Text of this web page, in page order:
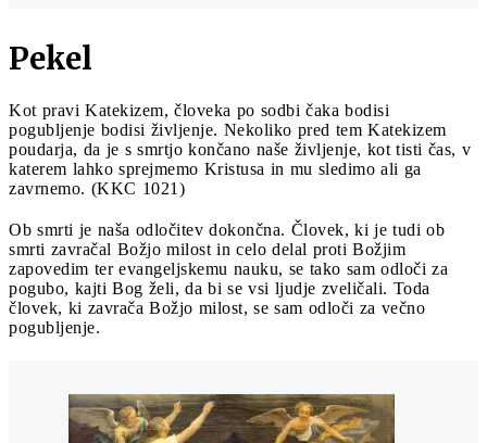
Pekel
Kot pravi Katekizem, človeka po sodbi čaka bodisi
pogubljenje bodisi življenje. Nekoliko pred tem Katekizem
poudarja, da je s smrtjo končano naše življenje, kot tisti čas, v
katerem lahko sprejmemo Kristusa in mu sledimo ali ga
zavrnemo. (KKC 1021)
Ob smrti je naša odločitev dokončna. Človek, ki je tudi ob
smrti zavračal Božjo milost in celo delal proti Božjim
zapovedim ter evangeljskemu nauku, se tako sam odloči za
pogubo, kajti Bog želi, da bi se vsi ljudje zveličali. Toda
človek, ki zavrača Božjo milost, se sam odloči za večno
pogubljenje.